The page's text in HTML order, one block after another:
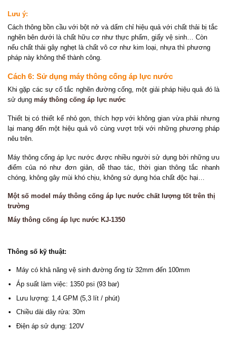
Lưu ý:
Cách thông bồn cầu với bột nở và dấm chỉ hiệu quả với chất thải bị tắc
nghẽn bên dưới là chất hữu cơ như thực phẩm, giấy vệ sinh… Còn
nếu chất thải gây nghẹt là chất vô cơ như kim loại, nhựa thì phương
pháp này không thể thành công.
Cách 6: Sử dụng máy thông cống áp lực nước
Khi gặp các sự cố tắc nghẽn đường cống, một giải pháp hiệu quả đó là
sử dụng máy thông cống áp lực nước
Thiết bị có thiết kế nhỏ gọn, thích hợp với không gian vừa phải nhưng
lại mang đến một hiệu quả vô cùng vượt trội với những phương pháp
nêu trên.
Máy thông cống áp lực nước được nhiều người sử dụng bởi những ưu
điểm của nó như đơn giản, dễ thao tác, thời gian thông tắc nhanh
chóng, không gây mùi khó chịu, không sử dụng hóa chất độc hại…
Một số model máy thông cống áp lực nước chất lượng tốt trên thị
trường
Máy thông cống áp lực nước KJ-1350
Thông số kỹ thuật:
Máy có khả năng vệ sinh đường ống từ 32mm đến 100mm
Áp suất làm việc: 1350 psi (93 bar)
Lưu lượng: 1,4 GPM (5,3 lít / phút)
Chiều dài dây rửa: 30m
Điện áp sử dụng: 120V